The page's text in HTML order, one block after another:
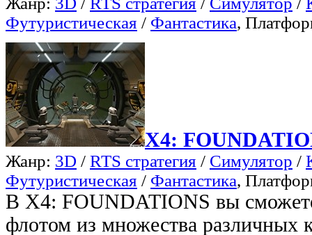
Футуристическая / Фантастика,
X4:
Жанр: 3D / RTS стратегия / Симулятор /
Футуристическая / Фантастика,
В X4: FOUNDATIONS вы
флотом из множества различных